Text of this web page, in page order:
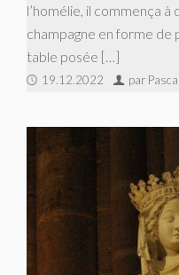
l’homélie, il commença
champagne en forme de
table posée […]
19.12.2022 par